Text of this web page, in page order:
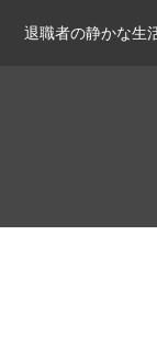
退職者の静かな生